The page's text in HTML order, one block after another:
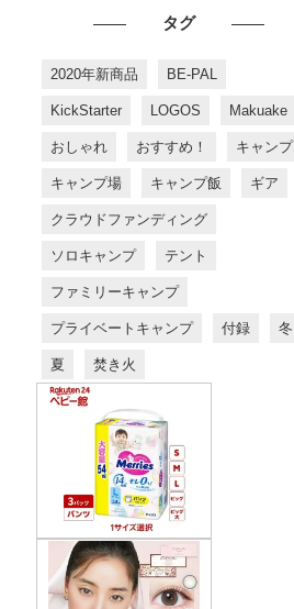
タグ
2020年新商品 BE-PAL
KickStarter LOGOS Makuake
おしゃれ おすすめ！ キャンプ
キャンプ場 キャンプ飯 ギア
クラウドファンディング
ソロキャンプ テント
ファミリーキャンプ
プライベートキャンプ 付録 冬
夏 焚き火